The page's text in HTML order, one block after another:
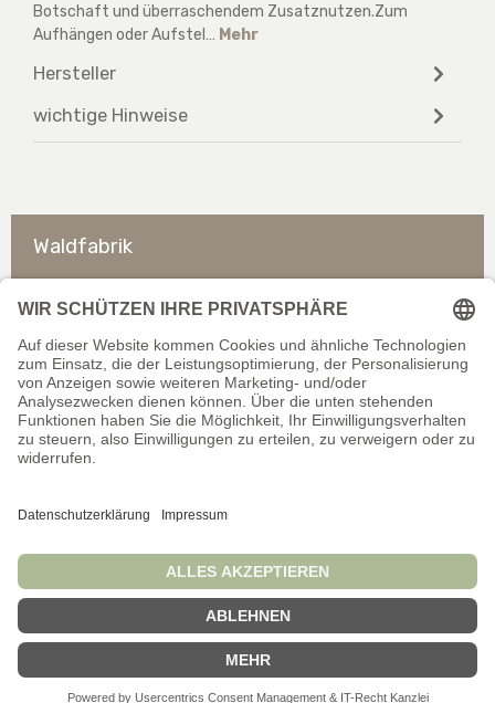
Botschaft und überraschendem Zusatznutzen.Zum
Aufhängen oder Aufstel… Mehr
Hersteller
wichtige Hinweise
Waldfabrik
So erreichen Sie uns
Rechtliches
Allgemeines
Offizieller Shop für Händler. Alle Preise exkl. gesetzl.
Wir schließen auf dieser Website keine Verträge mit
Verbrauchern/Privatpersonen ab.